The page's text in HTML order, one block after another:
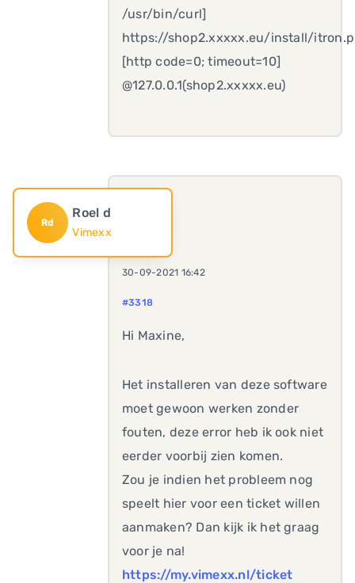
/usr/bin/curl]
https://shop2.xxxxx.eu/install/
[http code=0; timeout=10]
@127.0.0.1(shop2.xxxxx.eu)
Rd
Roel d
Vimexx
30-09-2021 16:42
#3318
Hi Maxine,
Het installeren van deze software
moet gewoon werken zonder
fouten, deze error heb ik ook niet
eerder voorbij zien komen.
Zou je indien het probleem nog
speelt hier voor een ticket willen
aanmaken? Dan kijk ik het graag
voor je na!
https://my.vimexx.nl/ticket